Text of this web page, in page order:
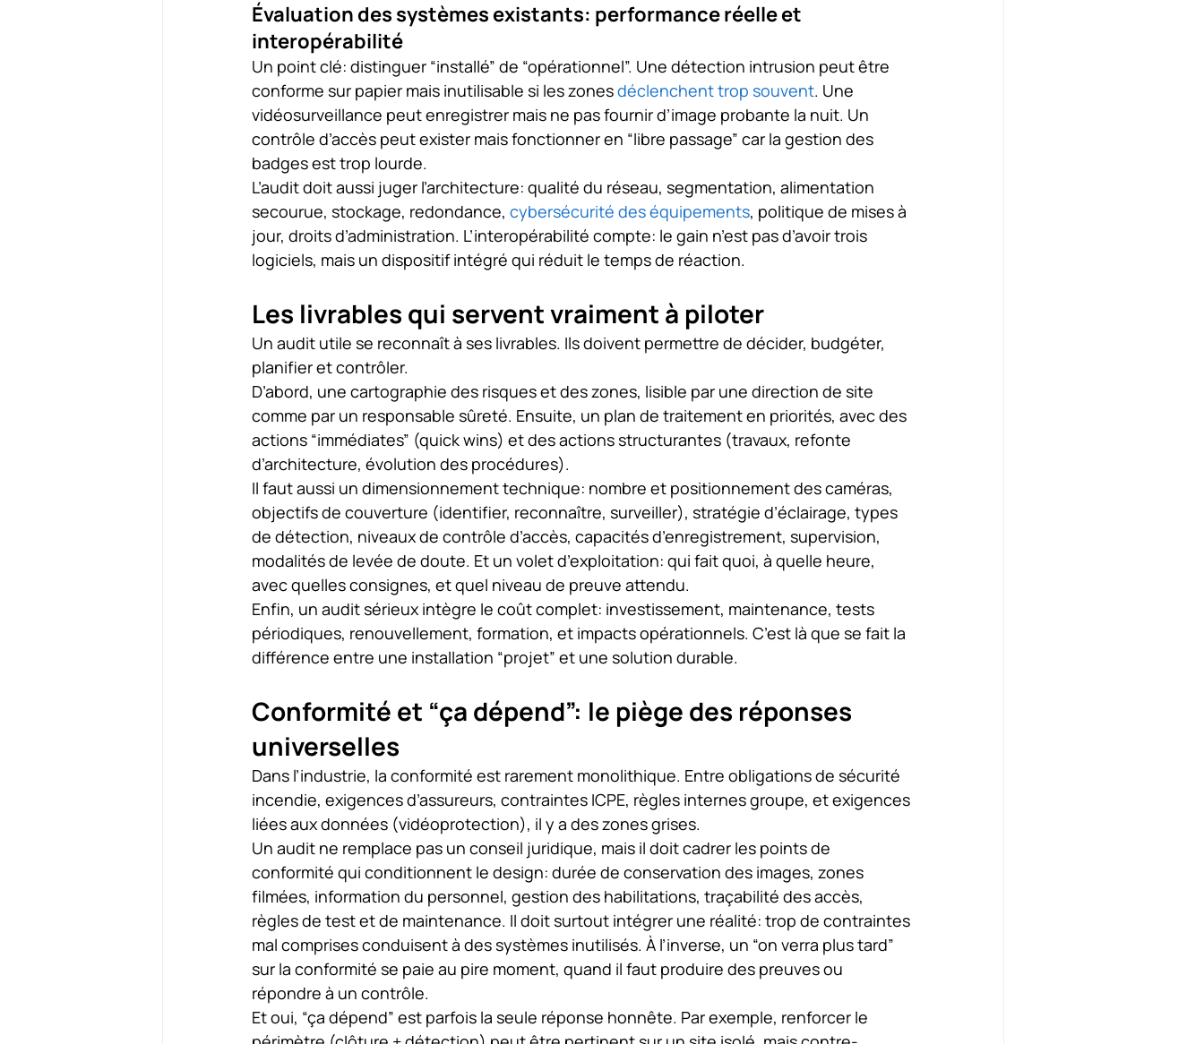
Évaluation des systèmes existants: performance réelle et
interopérabilité
Un point clé: distinguer “installé” de “opérationnel”. Une détection intrusion peut être
conforme sur papier mais inutilisable si les zones déclenchent trop souvent. Une
vidéosurveillance peut enregistrer mais ne pas fournir d’image probante la nuit. Un
contrôle d’accès peut exister mais fonctionner en “libre passage” car la gestion des
badges est trop lourde.
L’audit doit aussi juger l’architecture: qualité du réseau, segmentation, alimentation
secourue, stockage, redondance, cybersécurité des équipements, politique de mises à
jour, droits d’administration. L’interopérabilité compte: le gain n’est pas d’avoir trois
logiciels, mais un dispositif intégré qui réduit le temps de réaction.
Les livrables qui servent vraiment à piloter
Un audit utile se reconnaît à ses livrables. Ils doivent permettre de décider, budgéter,
planifier et contrôler.
D’abord, une cartographie des risques et des zones, lisible par une direction de site
comme par un responsable sûreté. Ensuite, un plan de traitement en priorités, avec des
actions “immédiates” (quick wins) et des actions structurantes (travaux, refonte
d’architecture, évolution des procédures).
Il faut aussi un dimensionnement technique: nombre et positionnement des caméras,
objectifs de couverture (identifier, reconnaître, surveiller), stratégie d’éclairage, types
de détection, niveaux de contrôle d’accès, capacités d’enregistrement, supervision,
modalités de levée de doute. Et un volet d’exploitation: qui fait quoi, à quelle heure,
avec quelles consignes, et quel niveau de preuve attendu.
Enfin, un audit sérieux intègre le coût complet: investissement, maintenance, tests
périodiques, renouvellement, formation, et impacts opérationnels. C’est là que se fait la
différence entre une installation “projet” et une solution durable.
Conformité et “ça dépend”: le piège des réponses
universelles
Dans l’industrie, la conformité est rarement monolithique. Entre obligations de sécurité
incendie, exigences d’assureurs, contraintes ICPE, règles internes groupe, et exigences
liées aux données (vidéoprotection), il y a des zones grises.
Un audit ne remplace pas un conseil juridique, mais il doit cadrer les points de
conformité qui conditionnent le design: durée de conservation des images, zones
filmées, information du personnel, gestion des habilitations, traçabilité des accès,
règles de test et de maintenance. Il doit surtout intégrer une réalité: trop de contraintes
mal comprises conduisent à des systèmes inutilisés. À l’inverse, un “on verra plus tard”
sur la conformité se paie au pire moment, quand il faut produire des preuves ou
répondre à un contrôle.
Et oui, “ça dépend” est parfois la seule réponse honnête. Par exemple, renforcer le